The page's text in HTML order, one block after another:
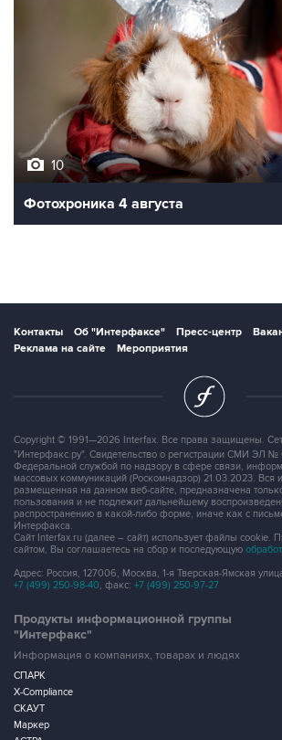
10
Фотохроника 4 августа
Контакты Об "Интерфаксе" Пресс-центр
Реклама на сайте
Мероприятия
Copyright © 1991—2026 Interfax. Все права защищены.
"Интерфакс.ру". Свидетельство о регистрации СМИ ЭЛ
Федеральной службой по надзору в сфере связи,
массовых коммуникаций (Роскомнадзор) 21.03.2023. Вся
размещенная на данном веб-сайте, предназначена
пользования и не подлежит дальнейшему
распространению в какой-либо форме, иначе как с
Интерфакса.
Сайт Interfax.ru (далее – сайт) использует файлы cookie.
сайтом, Вы соглашаетесь на сбор и последующую
Адрес: Россия, 127006, Москва, 1-я Тверская-Ямская
+7 (499) 250-98-40, факс: +7 (499) 250-97-27
Продукты информационной группы
"Интерфакс"
Информация о компаниях, товарах и людях
СПАРК
X-Compliance
СКАУТ
Маркер